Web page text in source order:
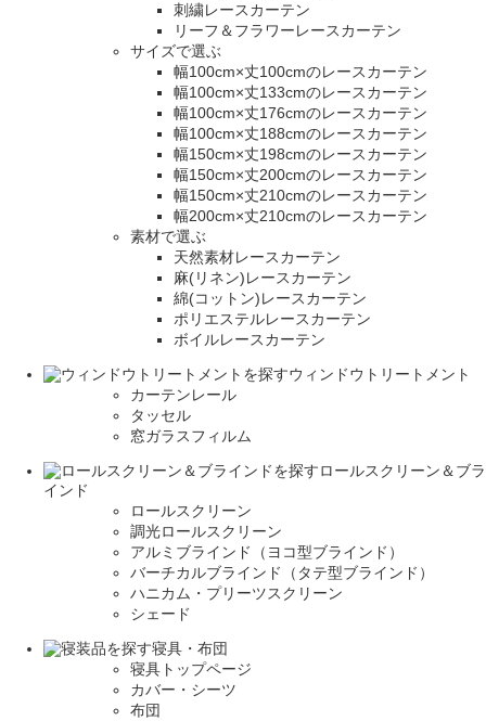
刺繍レースカーテン
リーフ＆フラワーレースカーテン
サイズで選ぶ
幅100cm×丈100cmのレースカーテン
幅100cm×丈133cmのレースカーテン
幅100cm×丈176cmのレースカーテン
幅100cm×丈188cmのレースカーテン
幅150cm×丈198cmのレースカーテン
幅150cm×丈200cmのレースカーテン
幅150cm×丈210cmのレースカーテン
幅200cm×丈210cmのレースカーテン
素材で選ぶ
天然素材レースカーテン
麻(リネン)レースカーテン
綿(コットン)レースカーテン
ポリエステルレースカーテン
ボイルレースカーテン
ウィンドウトリートメント
カーテンレール
タッセル
窓ガラスフィルム
ロールスクリーン＆ブラ
インド
ロールスクリーン
調光ロールスクリーン
アルミブラインド（ヨコ型ブラインド）
バーチカルブラインド（タテ型ブラインド）
ハニカム・プリーツスクリーン
シェード
寝具・布団
寝具トップページ
カバー・シーツ
布団